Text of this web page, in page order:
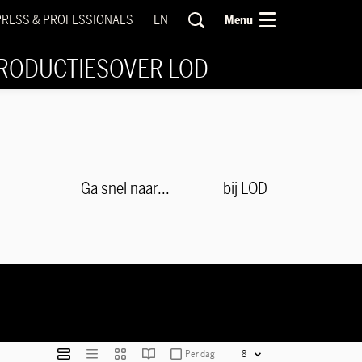
& PROFESSIONALS EN
OVER LOD
Menu
Ga snel naar... bij LOD
Per dag